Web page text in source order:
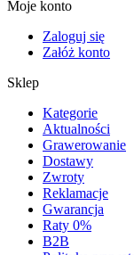
Moje konto
Zaloguj się
Załóż konto
Sklep
Kategorie
Aktualności
Grawerowanie
Dostawy
Zwroty
Reklamacje
Gwarancja
Raty 0%
B2B